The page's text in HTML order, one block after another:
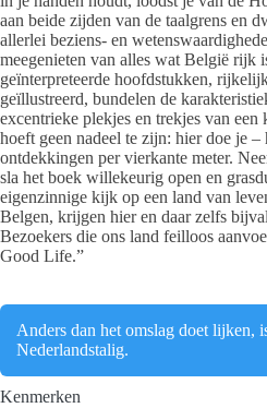
aan beide zijden van de taalgrens en
allerlei beziens- en
meegenieten van alles wat België rijk
geïnterpreteerde hoofdstukken,
geïllustreerd, bundelen de
excentrieke plekjes en trekjes van
hoeft geen nadeel te zijn: hier doe je –
ontdekkingen per vierkante meter.
sla het boek willekeurig open en
eigenzinnige kijk op een land van
Belgen, krijgen hier en daar zelfs
Bezoekers die ons land feilloos
Good Life.”
Anders dan het omslag doet lijken,
Nederlandstalig.
Kenmerken